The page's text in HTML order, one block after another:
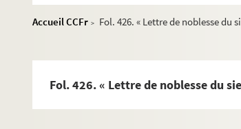
Accueil CCFr >
Fol. 426. « Lettre de noblesse du
Fol. 426. « Lettre de noblesse du
Fol. 357. « Erection et union des terres